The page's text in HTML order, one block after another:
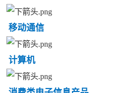
移动通信
计算机